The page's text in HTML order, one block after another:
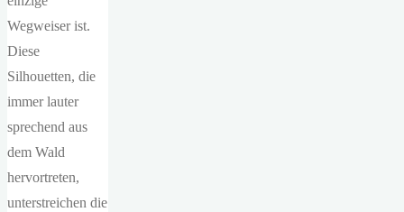
Wegweiser ist.
Diese
Silhouetten, die
immer lauter
sprechend aus
dem Wald
hervortreten,
unterstreichen die